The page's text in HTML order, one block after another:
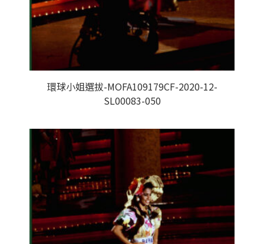
環球小姐選拔-MOFA109179CF-2020-12-
SL00083-050